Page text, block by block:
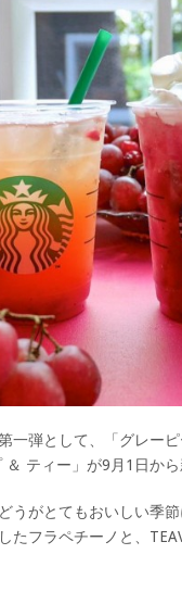
一弾として、「グレー
ティー」が9月1日から
うがとてもおいしい季
たフラペチーノと、